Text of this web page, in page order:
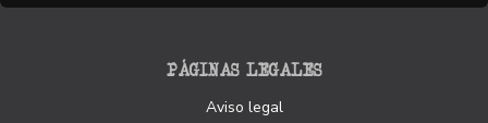
PÁGINAS LEGALES
Aviso legal